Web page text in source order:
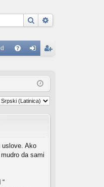
Pretraga
ist
uslove. Ako
da sami